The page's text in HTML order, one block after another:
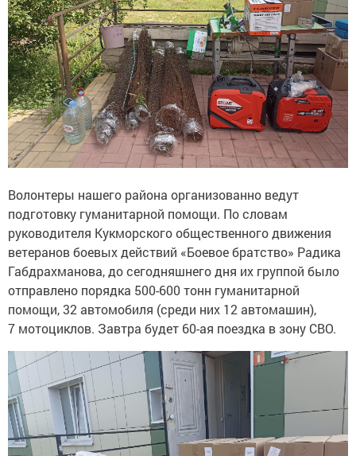
Волонтеры нашего района организованно ведут
подготовку гуманитарной помощи. По словам
руководителя Кукморского общественного движения
ветеранов боевых действий «Боевое братство» Радика
Габдрахманова, до сегодняшнего дня их группой было
отправлено порядка 500-600 тонн гуманитарной
помощи, 32 автомобиля (среди них 12 автомашин),
7 мотоциклов. Завтра будет 60-ая поездка в зону СВО.